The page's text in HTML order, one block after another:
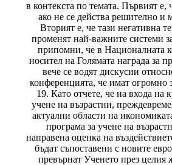
в контекста по темата. Първият
ако не се действа решително и
Вторият е, че тази негативна
променят най-важните системи
припомни, че в Националната
носител на Голямата награда за
вече се водят дискусии
конференцията, че имат огромно
19. Като отчете, че на входа на
учене на възрастни,
актуални области на
програма за учене на
направена оценка на
бъдат съпоставени с новите
превърнат Ученето през целия